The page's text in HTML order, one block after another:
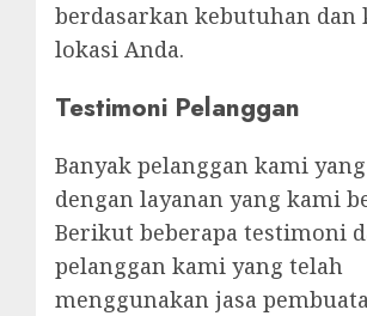
berdasarkan kebutuhan dan
lokasi Anda.
Testimoni Pelanggan
Banyak pelanggan kami
dengan layanan yang kami
Berikut beberapa testimoni
pelanggan kami yang telah
menggunakan jasa